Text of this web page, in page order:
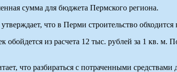
сумма для бюджета Пермского региона.
что в Перми строительство
из расчета 12 тыс. рублей за 1 кв. м.
что разбираться с потраченными